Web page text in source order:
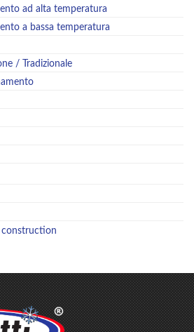
ad alta temperatura
a bassa temperatura
/ Tradizionale
construction